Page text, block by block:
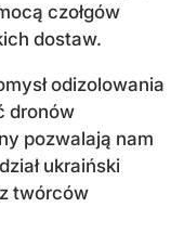
czołgów
dostaw.
odizolowania
dronów
pozwalają nam
ukraiński
twórców